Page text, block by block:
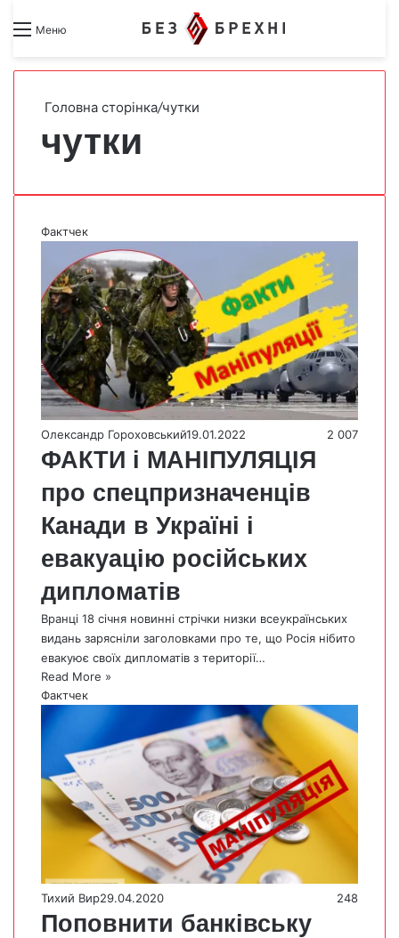
Меню Search forSwitch skin
Головна сторінка/чутки
чутки
Фактчек
Олександр Гороховський19.01.2022 2 007
ФАКТИ і МАНІПУЛЯЦІЯ
про спецпризначенців
Канади в Україні і
евакуацію російських
дипломатів
Вранці 18 січня новинні стрічки низки всеукраїнських
видань зарясніли заголовками про те, що Росія нібито
евакуює своїх дипломатів з території…
Read More »
Фактчек
Тихий Вир29.04.2020 248
Поповнити банківську